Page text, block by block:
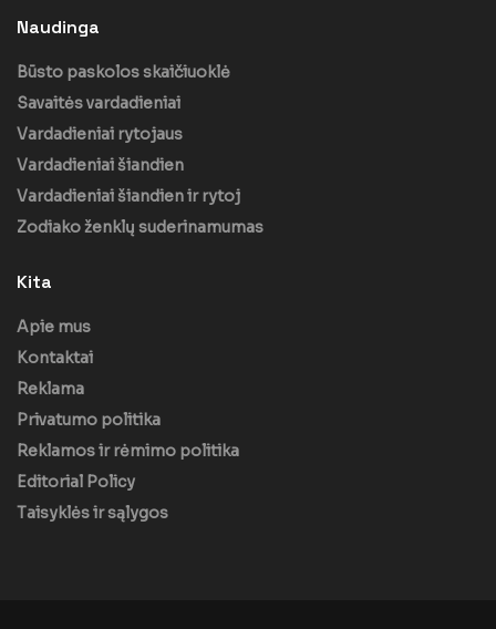
Naudinga
Būsto paskolos skaičiuoklė
Savaitės vardadieniai
Vardadieniai rytojaus
Vardadieniai šiandien
Vardadieniai šiandien ir rytoj
Zodiako ženklų suderinamumas
Kita
Apie mus
Kontaktai
Reklama
Privatumo politika
Reklamos ir rėmimo politika
Editorial Policy
Taisyklės ir sąlygos